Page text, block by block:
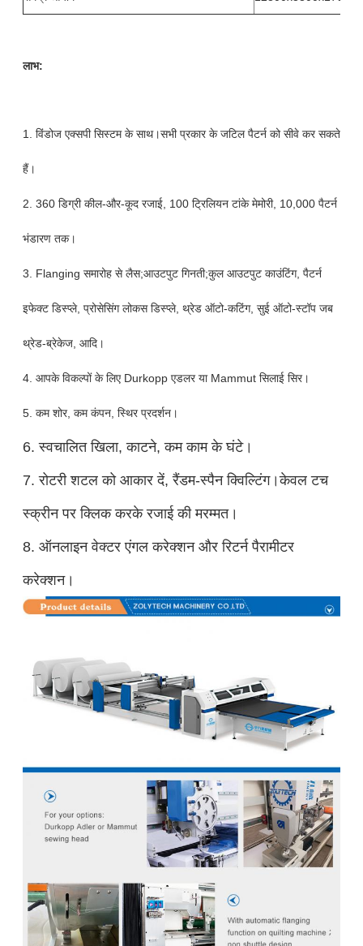
लाभ:
1. विंडोज एक्सपी सिस्टम के साथ।सभी प्रकार के जटिल पैटर्न को सीवे कर सकते
हैं।
2. 360 डिग्री कील-और-कूद रजाई, 100 ट्रिलियन टांके मेमोरी, 10,000 पैटर्न
भंडारण तक।
3. Flanging समारोह से लैस;आउटपुट गिनती;कुल आउटपुट काउंटिंग, पैटर्न
इफेक्ट डिस्प्ले, प्रोसेसिंग लोकस डिस्प्ले, थ्रेड ऑटो-कटिंग, सुई ऑटो-स्टॉप जब
थ्रेड-ब्रेकेज, आदि।
4. आपके विकल्पों के लिए Durkopp एडलर या Mammut सिलाई सिर।
5. कम शोर, कम कंपन, स्थिर प्रदर्शन।
6. स्वचालित खिला, काटने, कम काम के घंटे।
7. रोटरी शटल को आकार दें, रैंडम-स्पैन क्विल्टिंग।केवल टच
स्क्रीन पर क्लिक करके रजाई की मरम्मत।
8. ऑनलाइन वेक्टर एंगल करेक्शन और रिटर्न पैरामीटर
करेक्शन।